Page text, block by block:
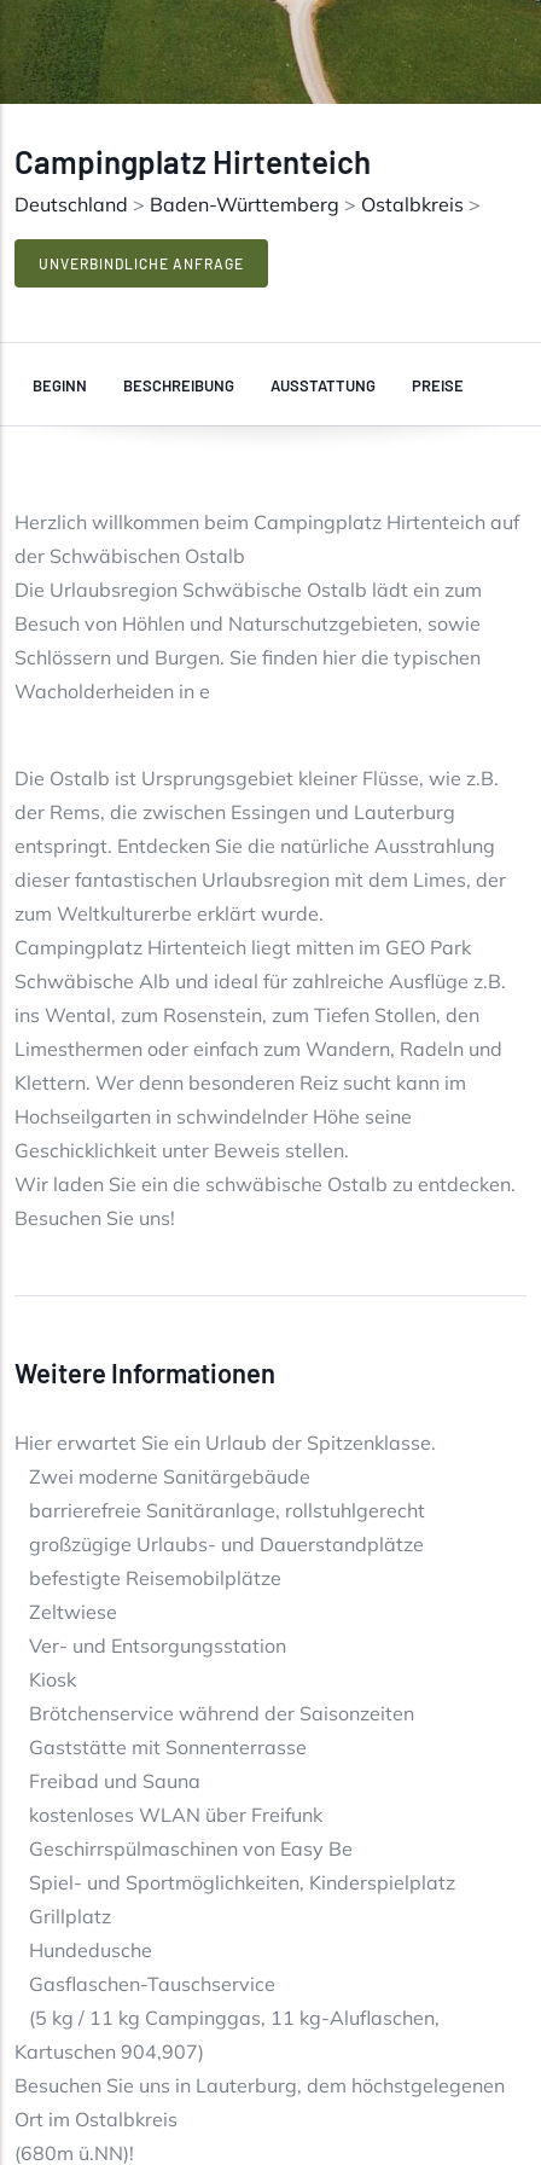
Campingplatz Hirtenteich
Deutschland > Baden-Württemberg > Ostalbkreis >
UNVERBINDLICHE ANFRAGE
BEGINN BESCHREIBUNG AUSSTATTUNG PREISE
Herzlich willkommen beim Campingplatz Hirtenteich auf
der Schwäbischen Ostalb
Die Urlaubsregion Schwäbische Ostalb lädt ein zum
Besuch von Höhlen und Naturschutzgebieten, sowie
Schlössern und Burgen. Sie finden hier die typischen
Wacholderheiden in e
Die Ostalb ist Ursprungsgebiet kleiner Flüsse, wie z.B.
der Rems, die zwischen Essingen und Lauterburg
entspringt. Entdecken Sie die natürliche Ausstrahlung
dieser fantastischen Urlaubsregion mit dem Limes, der
zum Weltkulturerbe erklärt wurde.
Campingplatz Hirtenteich liegt mitten im GEO Park
Schwäbische Alb und ideal für zahlreiche Ausflüge z.B.
ins Wental, zum Rosenstein, zum Tiefen Stollen, den
Limesthermen oder einfach zum Wandern, Radeln und
Klettern. Wer denn besonderen Reiz sucht kann im
Hochseilgarten in schwindelnder Höhe seine
Geschicklichkeit unter Beweis stellen.
Wir laden Sie ein die schwäbische Ostalb zu entdecken.
Besuchen Sie uns!
Weitere Informationen
Hier erwartet Sie ein Urlaub der Spitzenklasse.
Zwei moderne Sanitärgebäude
barrierefreie Sanitäranlage, rollstuhlgerecht
großzügige Urlaubs- und Dauerstandplätze
befestigte Reisemobilplätze
Zeltwiese
Ver- und Entsorgungsstation
Kiosk
Brötchenservice während der Saisonzeiten
Gaststätte mit Sonnenterrasse
Freibad und Sauna
kostenloses WLAN über Freifunk
Geschirrspülmaschinen von Easy Be
Spiel- und Sportmöglichkeiten, Kinderspielplatz
Grillplatz
Hundedusche
Gasflaschen-Tauschservice
(5 kg / 11 kg Campinggas, 11 kg-Aluflaschen,
Kartuschen 904,907)
Besuchen Sie uns in Lauterburg, dem höchstgelegenen
Ort im Ostalbkreis
(680m ü.NN)!